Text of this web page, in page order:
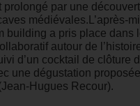
prolongé par une
médiévales.L’après-
building a pris place dans
autour de
d’un cocktail de clôture
une dégustation
Hugues Recour).